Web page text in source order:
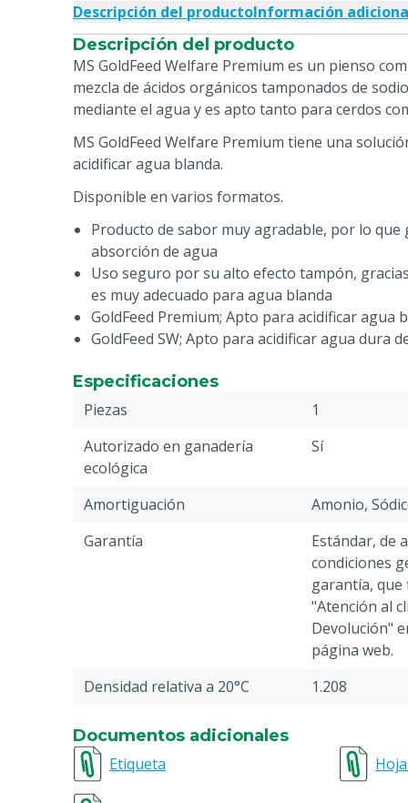
Descripción del productoInformación
Descripción del producto
MS GoldFeed Welfare Premium es un pienso
mezcla de ácidos orgánicos tamponados de
mediante el agua y es apto tanto para cerdos
MS GoldFeed Welfare Premium tiene una
acidificar agua blanda.
Disponible en varios formatos.
Producto de sabor muy agradable, por lo
absorción de agua
Uso seguro por su alto efecto tampón,
es muy adecuado para agua blanda
GoldFeed Premium; Apto para acidificar agua
GoldFeed SW; Apto para acidificar agua dura
Especificaciones
Piezas
1
Autorizado en ganadería
ecológica
Sí
Amortiguación
Amonio,
Garantía
Estándar, de
condiciones
garantía,
"Atención al
Devolución"
página web.
Densidad relativa a 20°C
1.208
Razón por la que no se puede
devolver
Este
animales no
Documentos adicionales
Etiqueta